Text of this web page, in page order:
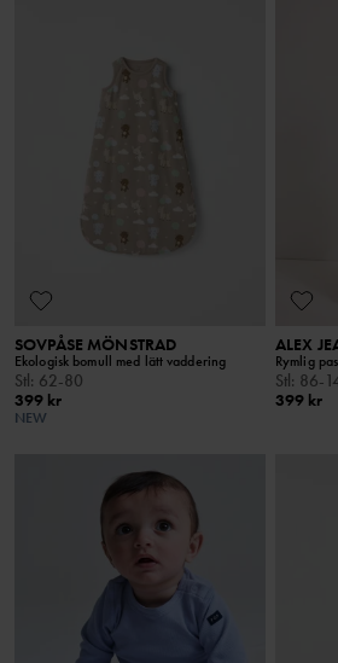
SOVPÅSE MÖNSTRAD
Ekologisk bomull med lätt vaddering
Stl: 62-80
399 kr
NEW
ALEX
Rymlig
Stl: 86-
399 kr